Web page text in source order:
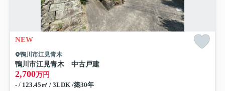
NEW
鴨川市江見青木
鴨川市江見青木 中古戸建
2,700万円
- / 123.45㎡ / 3LDK /築30年